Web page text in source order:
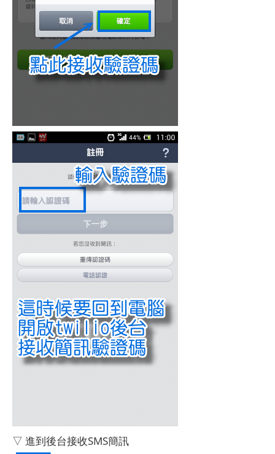
▽ 進到後台接收SMS簡訊